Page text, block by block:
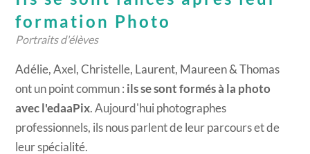
formation Photo
Portraits d'élèves
Adélie, Axel, Christelle, Laurent, Maureen & Thomas
ont un point commun : ils se sont formés à la photo
avec l'edaaPix. Aujourd'hui photographes
professionnels, ils nous parlent de leur parcours et de
leur spécialité.